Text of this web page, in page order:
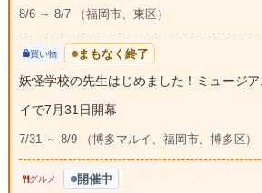
8/6 ～ 8/7 （福岡市、東区）
買い物 まもなく終了
妖怪学校の先生はじめました！ミュージ
イで7月31日開幕
7/31 ～ 8/9 （博多マルイ、福岡市、博多区）
グルメ 開催中